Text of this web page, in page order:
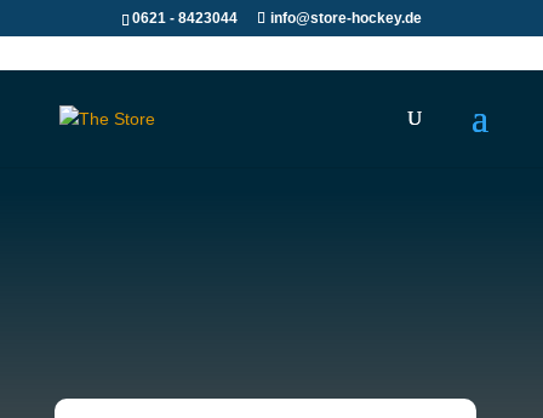
0621 - 8423044 info@store-hockey.de